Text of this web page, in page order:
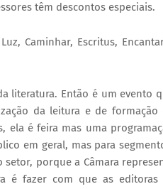
têm descontos especiais.
Caminhar, Escritus,
literatura. Então é um evento
da leitura e de formação
ela é feira mas uma
em geral, mas para
setor, porque a Câmara
é fazer com que as editoras